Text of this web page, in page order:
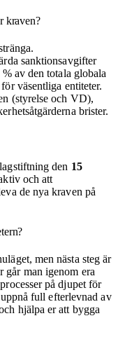
kraven?
sanktionsavgifter
av den totala globala
väsentliga entiteter.
(styrelse och VD),
brister.
den 15
och att
de nya kraven på
men nästa steg är
går man igenom era
på djupet för
full efterlevnad av
hjälpa er att bygga